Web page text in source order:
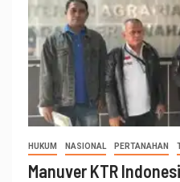
HUKUM NASIONAL PERTANAHAN
Manuver KTR